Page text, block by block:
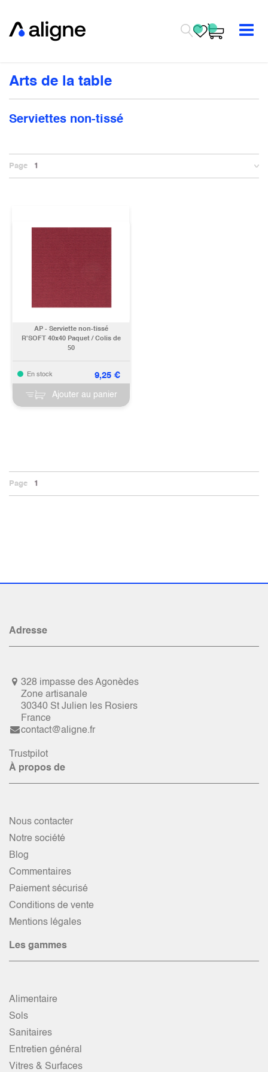
Arts de la table
Serviettes non-tissé
Page 1
AP - Serviette non-tissé
R'SOFT 40x40 Paquet / Colis de
50
En stock 9,25€
Ajouter au panier
Page 1
Adresse
328 impasse des Agonèdes
Zone artisanale
30340 St Julien les Rosiers
France
contact@aligne.fr
Trustpilot
À propos de
Nous contacter
Notre société
Blog
Commentaires
Paiement sécurisé
Conditions de vente
Mentions légales
Les gammes
Alimentaire
Sols
Sanitaires
Entretien général
Vitres & Surfaces